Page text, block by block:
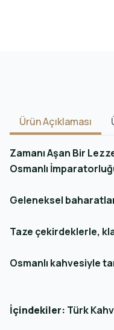
Ürün Açıklaması
Zamanı Aşan Bir
Osmanlı
Geleneksel
Taze çekirdeklerle,
Osmanlı kahvesiyle
İçindekiler: Türk